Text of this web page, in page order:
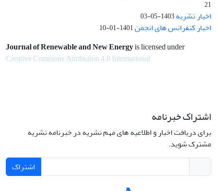
21
اخبار نشریه1403-05-03
اخبار کنفرانس های انجمن1401-01-10
Journal of Renewable and New Energyis licensed under
Creative Commons Attribution 4.0 International
اشتراک خبرنامه
برای دریافت اخبار و اطلاعیه های مهم نشریه در خبرنامه نشریه
مشترک شوید.
اشتراک